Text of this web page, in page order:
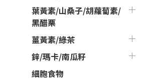
葉黃素/山桑子/胡蘿蔔素/
黑醋栗
薑黃素/綠茶
鋅/瑪卡/南瓜籽
細胞食物